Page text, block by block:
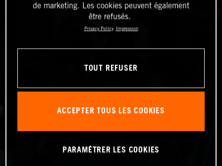
de marketing. Les cookies peuvent également
être refusés.
Privacy Policy Impression
TOUT REFUSER
ACCEPTER TOUS LES COOKIES
PARAMÉTRER LES COOKIES